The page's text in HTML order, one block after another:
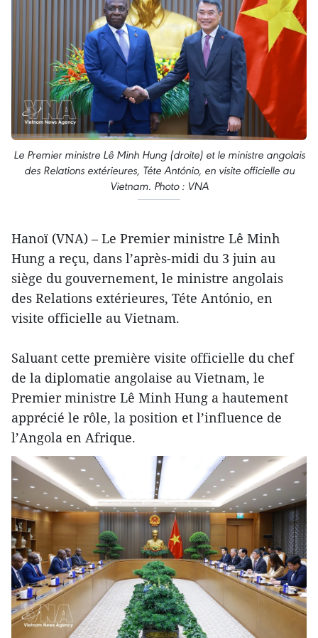
Le Premier ministre Lê Minh Hung (droite) et le ministre angolais
des Relations extérieures, Téte António, en visite officielle au
Vietnam. Photo : VNA
Hanoï (VNA) – Le Premier ministre Lê Minh
Hung a reçu, dans l’après-midi du 3 juin au
siège du gouvernement, le ministre angolais
des Relations extérieures, Téte António, en
visite officielle au Vietnam.
Saluant cette première visite officielle du chef
de la diplomatie angolaise au Vietnam, le
Premier ministre Lê Minh Hung a hautement
apprécié le rôle, la position et l’influence de
l’Angola en Afrique.